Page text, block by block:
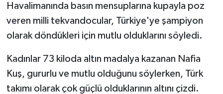
Havalimanında basın mensuplarına kupayla poz
veren milli tekvandocular, Türkiye'ye şampiyon
olarak döndükleri için mutlu olduklarını söyledi.
Kadınlar 73 kiloda altın madalya kazanan Nafia
Kuş, gururlu ve mutlu olduğunu söylerken, Türk
takımı olarak çok güçlü olduklarının altını çizdi.